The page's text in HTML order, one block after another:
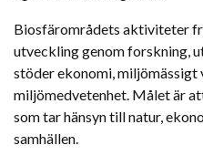
Biosfärområdets aktiviteter
utveckling genom forskning,
stöder ekonomi, miljömässigt
miljömedvetenhet. Målet är
som tar hänsyn till natur,
samhällen.